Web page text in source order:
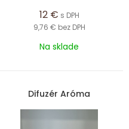
12 € s DPH
9,76 € bez DPH
Na sklade
Difuzér Aróma